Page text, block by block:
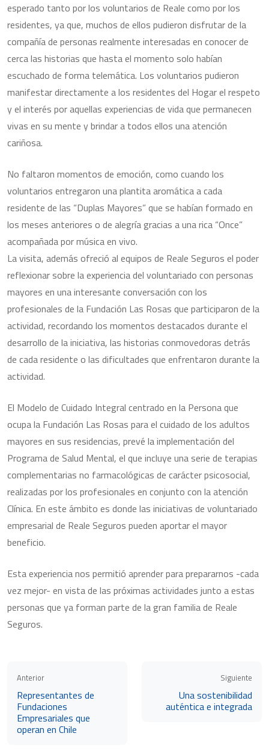
esperado tanto por los voluntarios de Reale como por los
residentes, ya que, muchos de ellos pudieron disfrutar de la
compañía de personas realmente interesadas en conocer de
cerca las historias que hasta el momento solo habían
escuchado de forma telemática. Los voluntarios pudieron
manifestar directamente a los residentes del Hogar el respeto
y el interés por aquellas experiencias de vida que permanecen
vivas en su mente y brindar a todos ellos una atención
cariñosa.
No faltaron momentos de emoción, como cuando los
voluntarios entregaron una plantita aromática a cada
residente de las “Duplas Mayores” que se habían formado en
los meses anteriores o de alegría gracias a una rica “Once”
acompañada por música en vivo.
La visita, además ofreció al equipos de Reale Seguros el poder
reflexionar sobre la experiencia del voluntariado con personas
mayores en una interesante conversación con los
profesionales de la Fundación Las Rosas que participaron de la
actividad, recordando los momentos destacados durante el
desarrollo de la iniciativa, las historias conmovedoras detrás
de cada residente o las dificultades que enfrentaron durante la
actividad.
El Modelo de Cuidado Integral centrado en la Persona que
ocupa la Fundación Las Rosas para el cuidado de los adultos
mayores en sus residencias, prevé la implementación del
Programa de Salud Mental, el que incluye una serie de terapias
complementarias no farmacológicas de carácter psicosocial,
realizadas por los profesionales en conjunto con la atención
Clínica. En este ámbito es donde las iniciativas de voluntariado
empresarial de Reale Seguros pueden aportar el mayor
beneficio.
Esta experiencia nos permitió aprender para prepararnos -cada
vez mejor- en vista de las próximas actividades junto a estas
personas que ya forman parte de la gran familia de Reale
Seguros.
Anterior
Representantes de
Fundaciones
Empresariales que
operan en Chile
Siguiente
Una sostenibilidad
auténtica e integrada